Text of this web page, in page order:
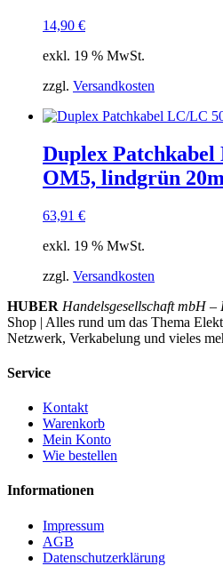
14,90 €
exkl. 19 % MwSt.
zzgl. Versandkosten
Duplex
OM5, lindgrün 20m
63,91 €
exkl. 19 % MwSt.
zzgl. Versandkosten
HUBER Handelsgesellschaft mbH –
Shop | Alles rund um das Thema
Netzwerk, Verkabelung und vieles
Service
Kontakt
Warenkorb
Mein Konto
Wie bestellen
Informationen
Impressum
AGB
Datenschutzerklärung